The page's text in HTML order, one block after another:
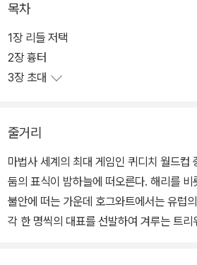
떠한 소설적 장치를 심어 놓았는지 알 수 없
이루어졌다.
또한 1~7편 모두 완결성을 갖추었지만, 시
느 장면에 복선을 깔아 두었고, 어느 장면이
이해하는 중요한 역할을 하는지 의미를 파
가 있었다..
이 《해리 포터》 시리즈에는 J.K. 롤링이
목차
1장 리들 저택
2장 흉터
3장 초대
줄거리
마법사 세계의 최대 게임인 퀴디치 월드컵
둠의 표식이 밤하늘에 떠오른다. 해리를 비
불안에 떠는 가운데 호그와트에서는 유럽
각 한 명씩의 대표를 선발하여 겨루는 트